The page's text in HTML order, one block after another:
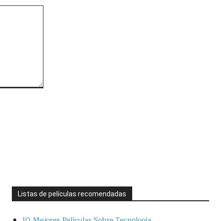
Listas de películas recomendadas